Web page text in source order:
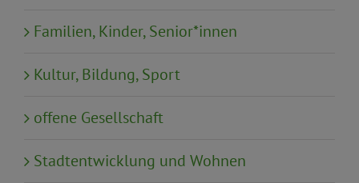
Familien, Kinder, Senior*innen
Kultur, Bildung, Sport
offene Gesellschaft
Stadtentwicklung und Wohnen